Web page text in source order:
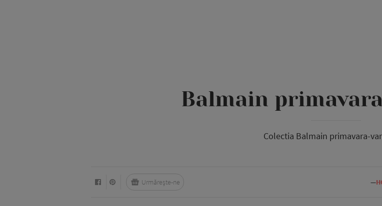
Balmain
Colectia Balmain primavara-
—
Urmărește-ne